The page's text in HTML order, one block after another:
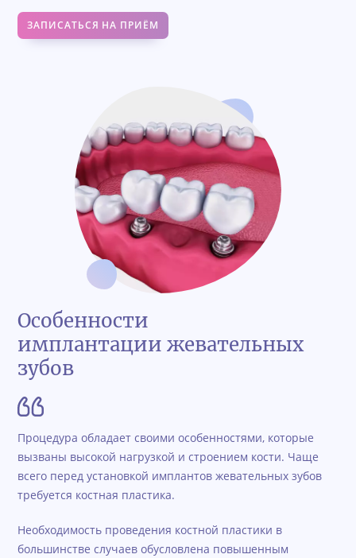
ЗАПИСАТЬСЯ НА ПРИЁМ
Особенности
имплантации жевательных
зубов
Процедура обладает своими особенностями, которые
вызваны высокой нагрузкой и строением кости. Чаще
всего перед установкой имплантов жевательных зубов
требуется костная пластика.
Необходимость проведения костной пластики в
большинстве случаев обусловлена повышенным